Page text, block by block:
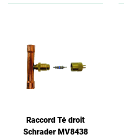
Raccord Té droit
Schrader MV8438